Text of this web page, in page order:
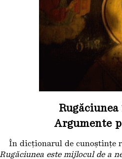
Argumente
În dicționarul de cunoștințe
Rugăciunea este mijlocul de a